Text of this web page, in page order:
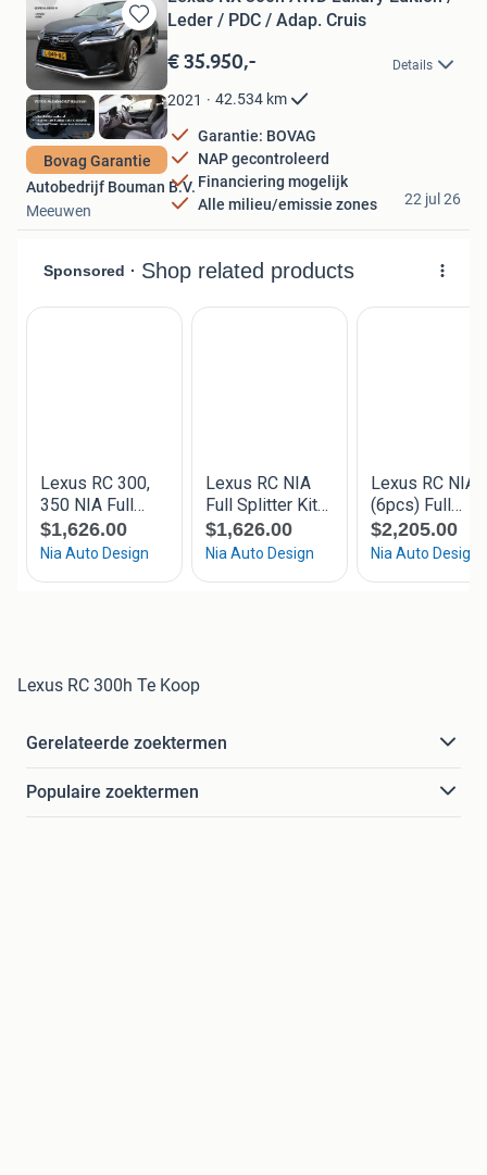
Bewaren
in
Mijn
Favorieten
Bovag Garantie
Leder / PDC / Adap. Cruis
€ 35.950,- Details
2021 42.534 km
Garantie: BOVAG
NAP gecontroleerd
Financiering mogelijk
Alle milieu/emissie zones
Autobedrijf Bouman B.V.
Meeuwen
22 jul 26
Lexus RC 300h Te Koop
Gerelateerde zoektermen
Populaire zoektermen